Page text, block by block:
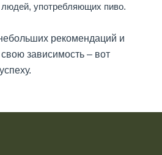
людей, употребляющих пиво.
рекомендаций и
зависимость – вот